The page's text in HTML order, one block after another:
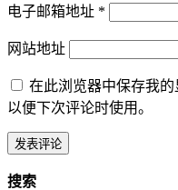
电子邮箱地址 *
网站地址
在此浏览器中保存我的
以便下次评论时使用。
搜索